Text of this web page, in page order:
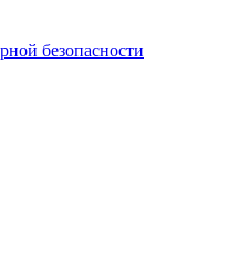
безопасности